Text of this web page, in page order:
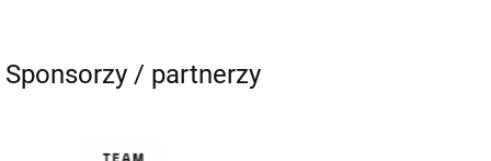
Sponsorzy / partnerzy